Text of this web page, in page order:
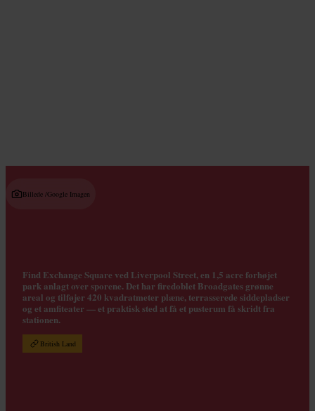
Billede /Google Imagen
Find Exchange Square ved Liverpool Street, en 1,5 acre forhøjet
park anlagt over sporene. Det har firedoblet Broadgates grønne
areal og tilføjer 420 kvadratmeter plæne, terrasserede siddepladser
og et amfiteater — et praktisk sted at få et pusterum få skridt fra
stationen.
British Land